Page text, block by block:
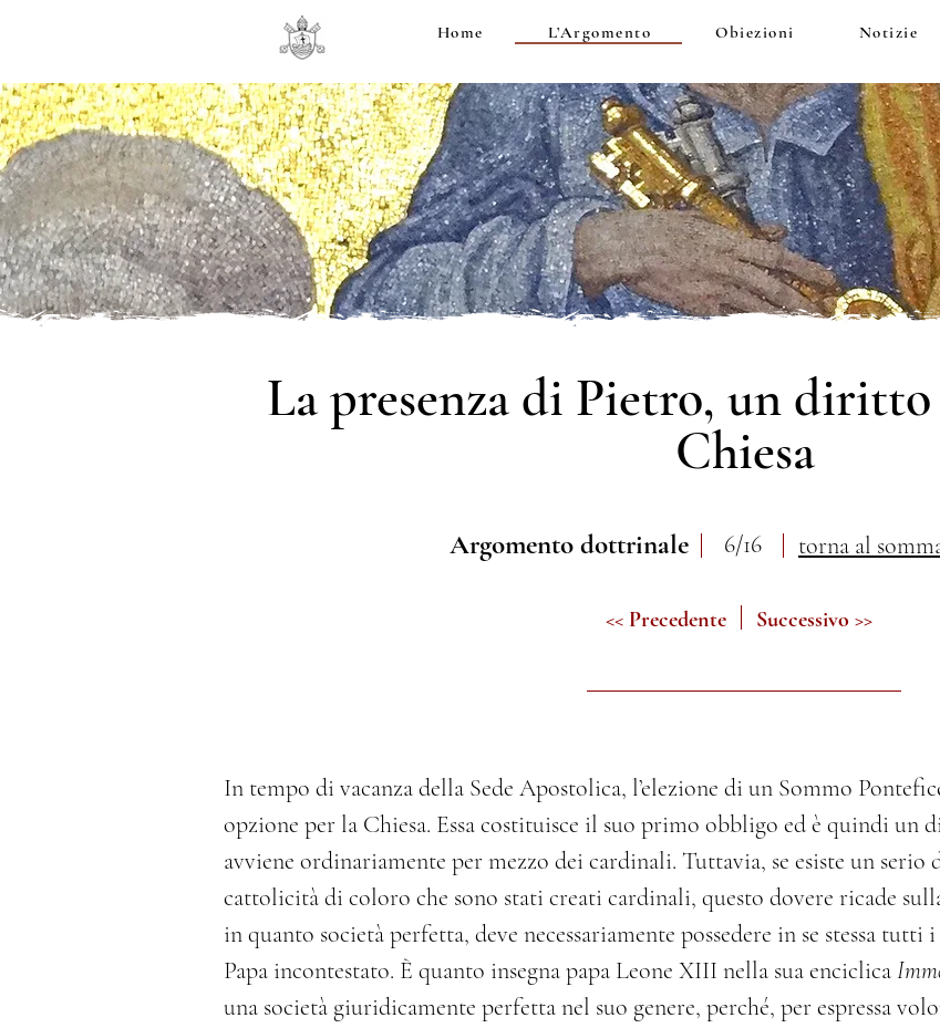
Home L’Argomento Obiezioni Notizie
La presenza di Pietro, un
Chiesa
Argomento dottrinale 6/16 torna al
<< Precedente Successivo >>
In tempo di vacanza della Sede Apostolica, l’elezione di un Sommo
opzione per la Chiesa. Essa costituisce il suo primo obbligo ed è quindi un
avviene ordinariamente per mezzo dei cardinali. Tuttavia, se esiste un
cattolicità di coloro che sono stati creati cardinali, questo dovere ricade
in quanto società perfetta, deve necessariamente possedere in se stessa
Papa incontestato. È quanto insegna papa Leone XIII nella sua enciclica
una società giuridicamente perfetta nel suo genere, perché, per espressa